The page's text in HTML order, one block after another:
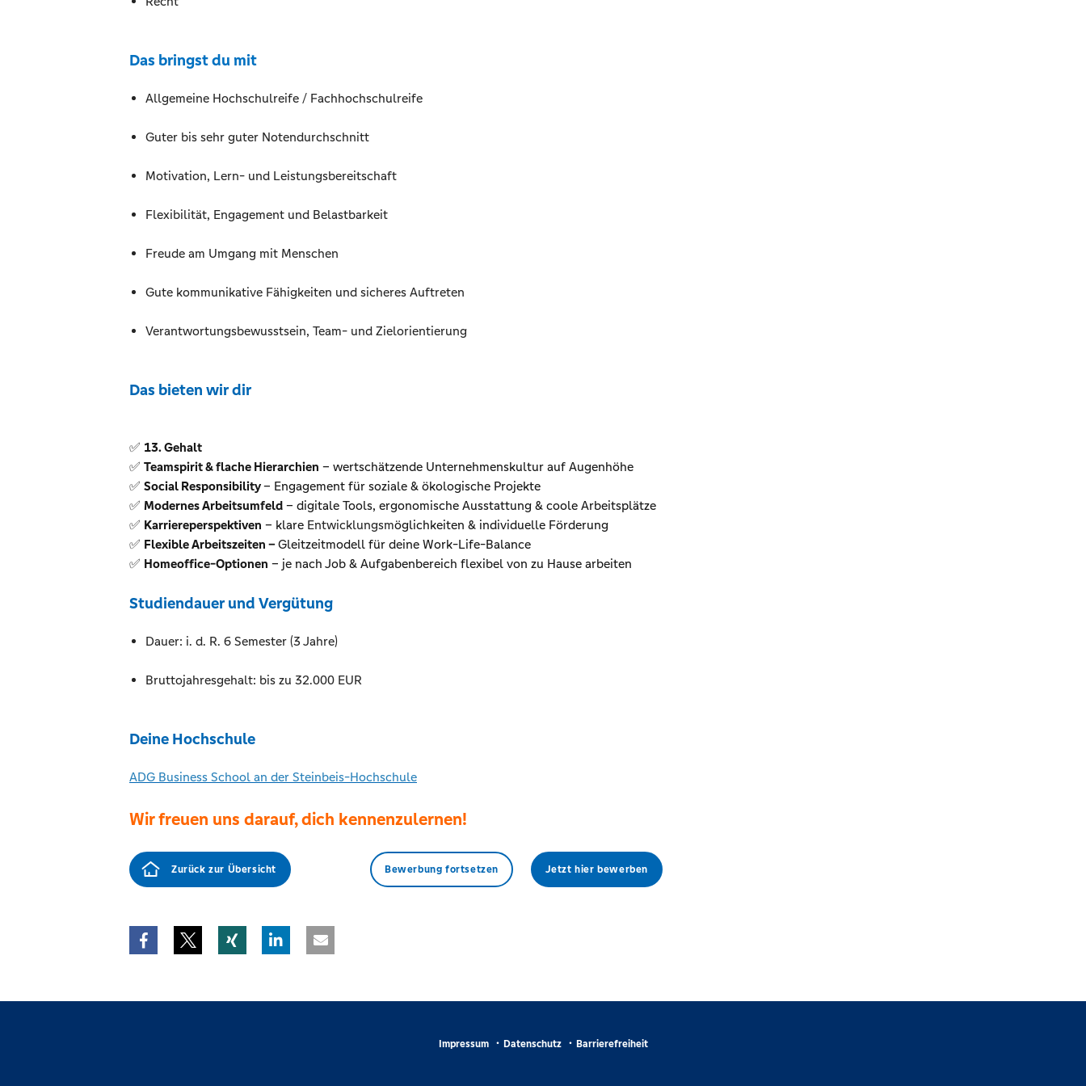
Das bringst du mit
Allgemeine Hochschulreife / Fachhochschulreife
Guter bis sehr guter Notendurchschnitt
Motivation, Lern- und Leistungsbereitschaft
Flexibilität, Engagement und Belastbarkeit
Freude am Umgang mit Menschen
Gute kommunikative Fähigkeiten und sicheres Auftreten
Verantwortungsbewusstsein, Team- und Zielorientierung
Das bieten wir dir
✅ 13. Gehalt
✅ Teamspirit & flache Hierarchien – wertschätzende Unternehmenskultur auf Augenhöhe
✅ Social Responsibility– Engagement für soziale & ökologische Projekte
✅ Modernes Arbeitsumfeld – digitale Tools, ergonomische Ausstattung & coole Arbeitsplätze
✅ Karriereperspektiven – klare Entwicklungsmöglichkeiten & individuelle Förderung
✅ Flexible Arbeitszeiten –Gleitzeitmodell für deine Work-Life-Balance
✅ Homeoffice-Optionen – je nach Job & Aufgabenbereich flexibel von zu Hause arbeiten
Studiendauer und Vergütung
Dauer: i. d. R. 6 Semester (3 Jahre)
Bruttojahresgehalt: bis zu 32.000 EUR
Deine Hochschule
ADG Business School an der Steinbeis-Hochschule
Wir freuen uns darauf, dich kennenzulernen!
Jetzt hier bewerben
Bewerbung fortsetzen
Zurück zur Übersicht
Impressum Datenschutz Barrierefreiheit